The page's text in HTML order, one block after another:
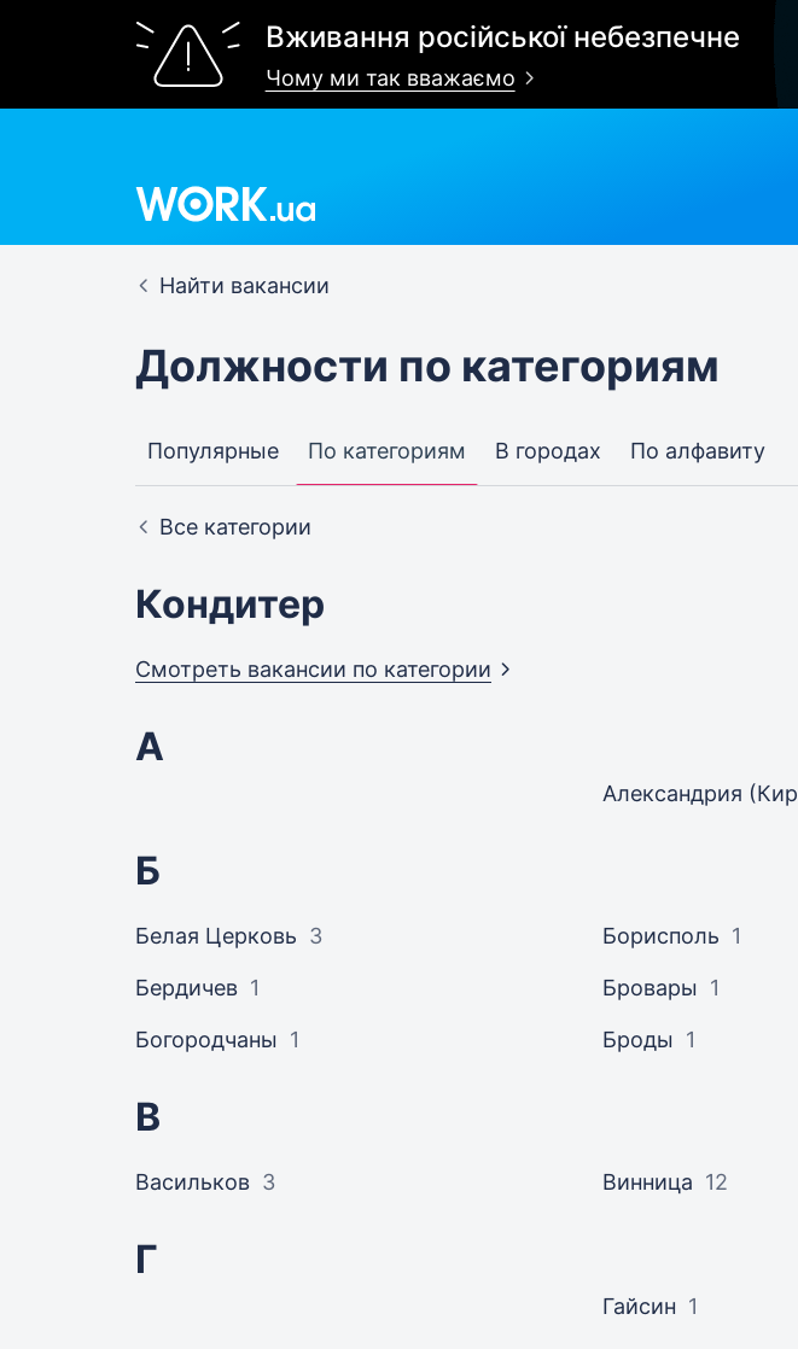
Вживання російської небезпечне
Чому ми так вважаємо
Найти вакансии
Должности по категориям
Популярные По категориям В городах По алфавиту
Все категории
Кондитер
Смотреть вакансии по категории
А
Александрия
Б
Белая Церковь 3
Бердичев 1
Богородчаны 1
Борисполь 1
Бровары 1
Броды 1
В
Васильков 3 Винница 12
Г
Гайсин 1